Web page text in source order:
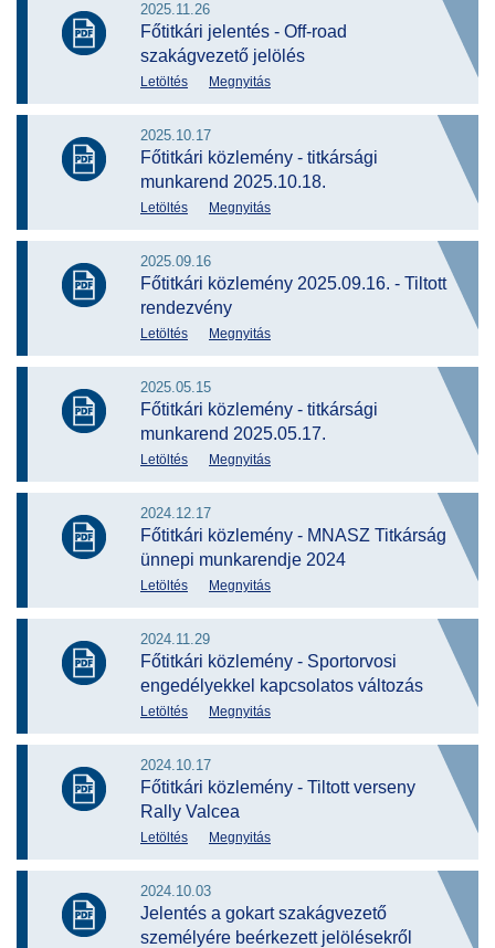
2025.11.26
Főtitkári jelentés - Off-road
szakágvezető jelölés
Letöltés Megnyitás
2025.10.17
Főtitkári közlemény - titkársági
munkarend 2025.10.18.
Letöltés Megnyitás
2025.09.16
Főtitkári közlemény 2025.09.16. - Tiltott
rendezvény
Letöltés Megnyitás
2025.05.15
Főtitkári közlemény - titkársági
munkarend 2025.05.17.
Letöltés Megnyitás
2024.12.17
Főtitkári közlemény - MNASZ Titkárság
ünnepi munkarendje 2024
Letöltés Megnyitás
2024.11.29
Főtitkári közlemény - Sportorvosi
engedélyekkel kapcsolatos változás
Letöltés Megnyitás
2024.10.17
Főtitkári közlemény - Tiltott verseny
Rally Valcea
Letöltés Megnyitás
2024.10.03
Jelentés a gokart szakágvezető
személyére beérkezett jelölésekről